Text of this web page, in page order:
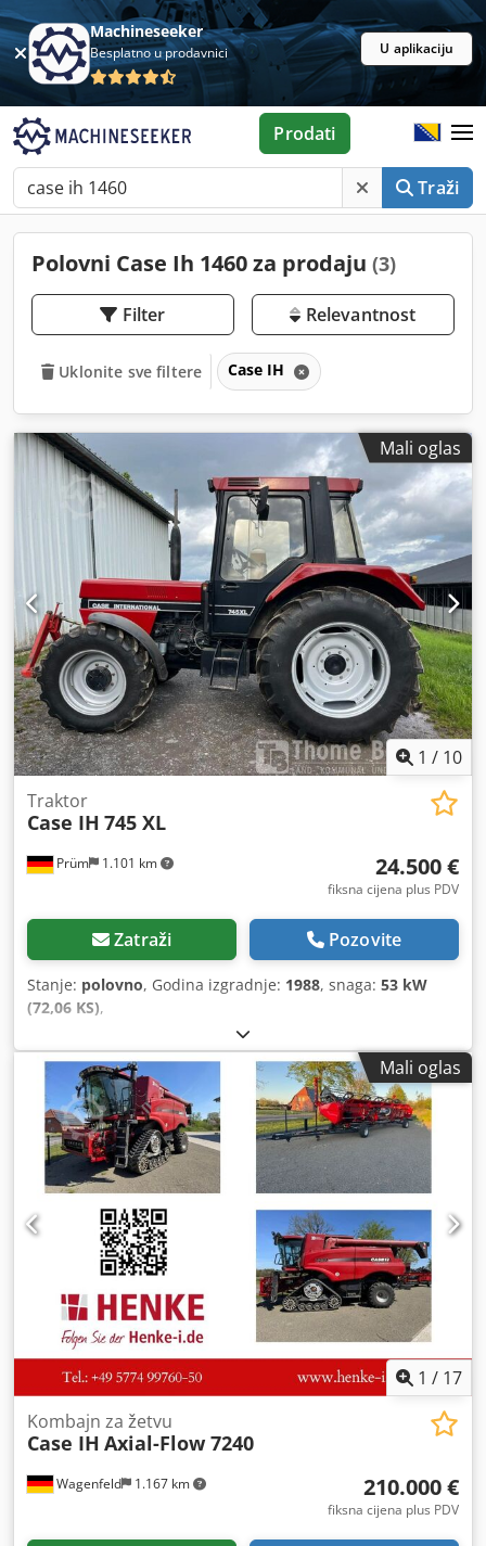
Machineseeker
Besplatno u prodavnici U aplikaciju
Traži
Prodati
Polovni Case Ih 1460 za prodaju (3)
Filter Relevantnost
Uklonite sve filtere Case IH
Mali oglas
1 / 10
Prüm 1.101 km
Traktor
Case IH 745 XL
24.500 €
fiksna cijena plus PDV
Zatraži Pozovite
Stanje: polovno, Godina izgradnje: 1988, snaga: 53 kW
(72,06 KS),
Mali oglas
1 / 17
Wagenfeld 1.167 km
Kombajn za žetvu
Case IH Axial-Flow 7240
210.000 €
fiksna cijena plus PDV